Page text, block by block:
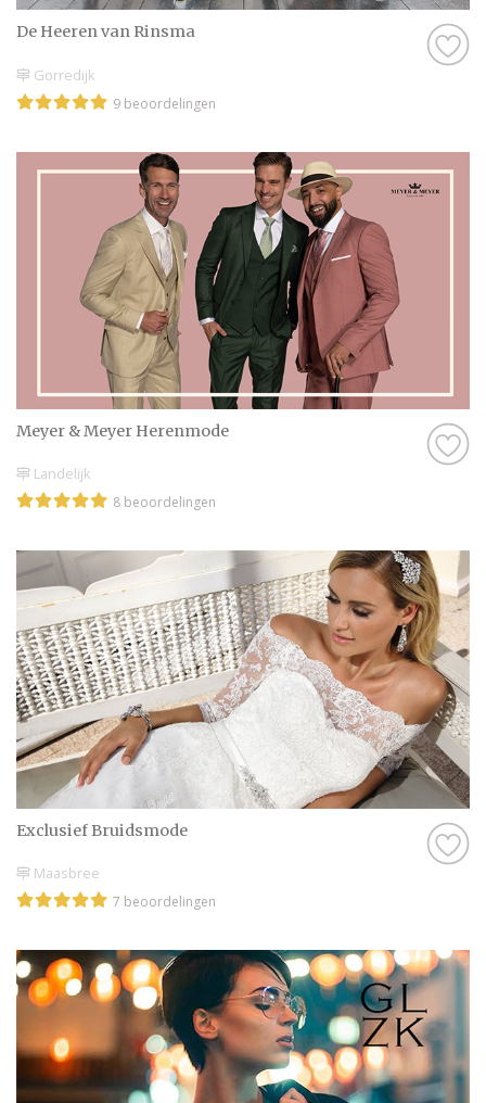
De Heeren van Rinsma
Gorredijk
9 beoordelingen
Meyer & Meyer Herenmode
Landelijk
8 beoordelingen
Exclusief Bruidsmode
Maasbree
7 beoordelingen